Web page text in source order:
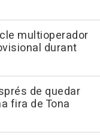
multioperador
durant
de quedar
fira de Tona